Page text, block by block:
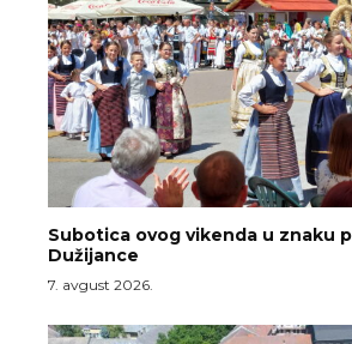
Subotica ovog vikenda u znaku
Dužijance
7. avgust 2026.